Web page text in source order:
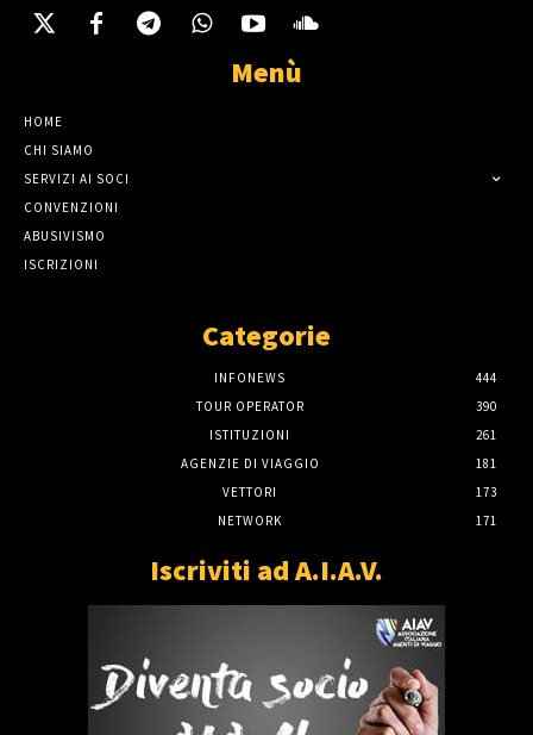
Menù
HOME
CHI SIAMO
SERVIZI AI SOCI
CONVENZIONI
ABUSIVISMO
ISCRIZIONI
Categorie
INFONEWS
444
TOUR OPERATOR
390
ISTITUZIONI
261
AGENZIE DI VIAGGIO
181
VETTORI
173
NETWORK
171
Iscriviti ad A.I.A.V.